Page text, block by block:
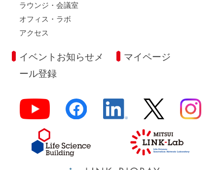
ラウンジ・会議室
オフィス・ラボ
アクセス
イベントお知らせメ
ール登録
マイページ